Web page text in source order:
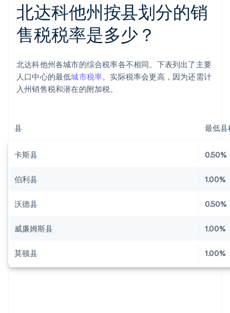
北达科他州按县划分的销
售税税率是多少？
北达科他州各城市的综合税率各不相同。下表列出了主要
人口中心的最低城市税率。实际税率会更高，因为还需计
入州销售税和潜在的附加税。
县 最低县
卡斯县 0.50%
伯利县 1.00%
沃德县 0.50%
威廉姆斯县 1.00%
莫顿县 1.00%